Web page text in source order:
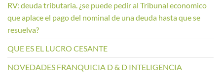
RV: deuda tributaria. ¿se puede pedir al Tribunal economico
que aplace el pago del nominal de una deuda hasta que se
resuelva?
QUE ES EL LUCRO CESANTE
NOVEDADES FRANQUICIA D & D INTELIGENCIA